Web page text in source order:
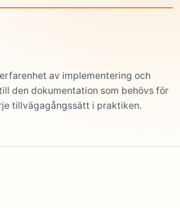
av implementering och
den dokumentation som behövs för
tillvägagångssätt i praktiken.